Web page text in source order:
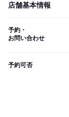
店舗基本情報
予約・
お問い合わせ
予約可否